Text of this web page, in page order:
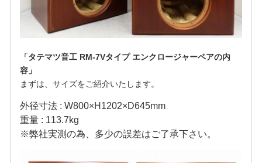
「タテマツ音工 RM-7Vタイプ エンクロージャーペアの内
容」
まずは、サイズをご紹介いたします。
外径寸法 : W800×H1202×D645mm
重量 : 113.7kg
※弊社実測の為、多少の誤差はご了承下さい。